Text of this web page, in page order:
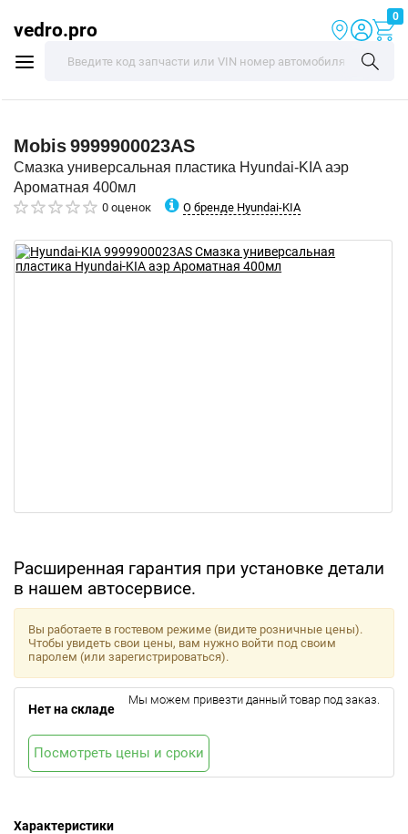
vedro.pro
0
Mobis9999900023AS
Смазка универсальная пластика Hyundai-KIA аэр
Ароматная 400мл
0 оценок О бренде Hyundai-KIA
Расширенная гарантия при установке детали
в нашем автосервисе.
Характеристики
Вы работаете в гостевом режиме (видите розничные цены).
Чтобы увидеть свои цены, вам нужно войти под своим
паролем (или зарегистрироваться).
Нет на складе
Мы можем привезти данный товар под заказ.
Посмотреть цены и сроки